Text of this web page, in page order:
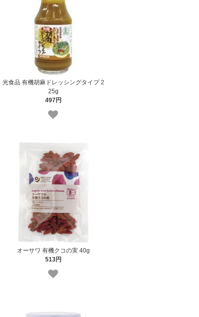
光食品 有機胡麻ドレッシングタイプ 2
25g
497円
オーサワ 有機クコの実 40g
513円